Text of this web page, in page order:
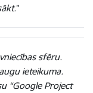
”
sfēru.
ieteikuma.
“Google Project